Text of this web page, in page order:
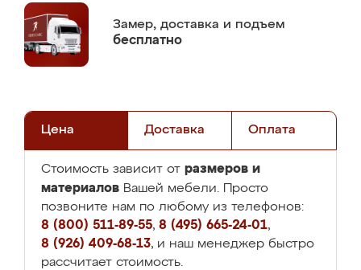
Замер, доставка и подъем
бесплатно
Цена Доставка Оплата
Стоимость зависит от размеров и
материалов Вашей мебели. Просто
позвоните нам по любому из телефонов:
8 (800) 511-89-55, 8 (495) 665-24-01,
8 (926) 409-68-13, и наш менеджер быстро
рассчитает стоимость.